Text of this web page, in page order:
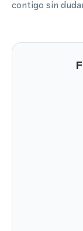
contigo sin